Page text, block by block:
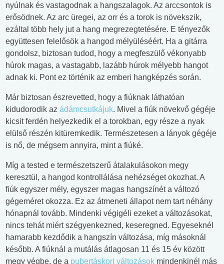
nyúlnak és vastagodnak a hangszalagok. Az arccsontok is
erősödnek. Az arc üregei, az orr és a torok is növekszik,
ezáltal több hely jut a hang megrezegtetésére. E tényezők
együttesen felelősök a hangod mélyüléséért. Ha a gitárra
gondolsz, biztosan tudod, hogy a megfeszülő vékonyabb
húrok magas, a vastagabb, lazább húrok mélyebb hangot
adnak ki. Pont ez történik az emberi hangképzés során.
Már biztosan észrevetted, hogy a fiúknak láthatóan
kidudorodik az ádámcsutkájuk. Mivel a fiúk növekvő gégéje
kicsit ferdén helyezkedik el a torokban, egy része a nyak
elülső részén kitüremkedik. Természetesen a lányok gégéje
is nő, de mégsem annyira, mint a fiúké.
Míg a tested e természetszerű átalakulásokon megy
keresztül, a hangod kontrollálása nehézséget okozhat. A
fiúk egyszer mély, egyszer magas hangszínét a változó
gégeméret okozza. Ez az átmeneti állapot nem tart néhány
hónapnál tovább. Mindenki végigéli ezeket a változásokat,
nincs tehát miért szégyenkezned, keseregned. Egyeseknél
hamarabb kezdődik a hangszín változása, míg másoknál
később. A fiúknál a mutálás átlagosan 11 és 15 év között
megy végbe, de a pubertáskori változások mindenkinél más